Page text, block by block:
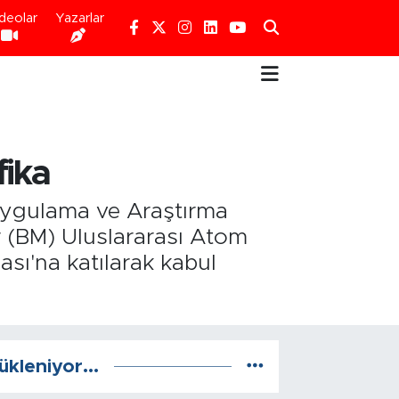
Yazarlar
ve Araştırma
Uluslararası Atom
katılarak kabul